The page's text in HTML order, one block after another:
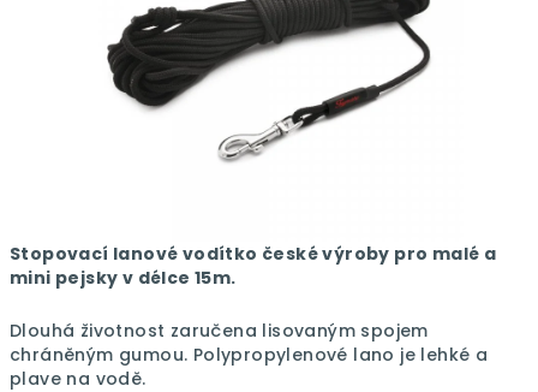
Stopovací lanové vodítko české výroby pro malé a
mini pejsky v délce 15m.
Dlouhá životnost zaručena lisovaným spojem
chráněným gumou. Polypropylenové lano je lehké a
plave na vodě.